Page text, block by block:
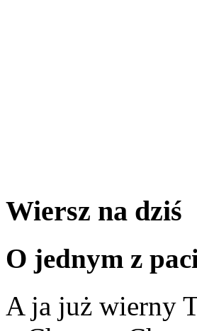
Wiersz na dziś
O jednym z
A ja już wierny